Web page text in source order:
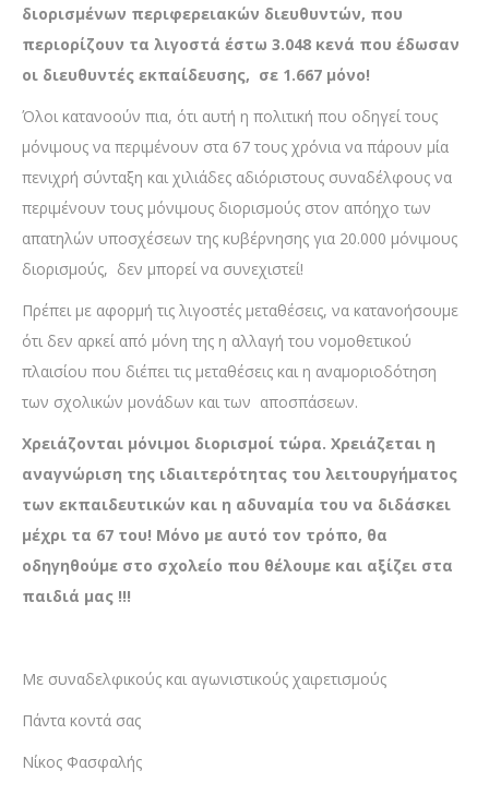
διορισμένων περιφερειακών διευθυντών, που
περιορίζουν τα λιγοστά έστω 3.048 κενά που έδωσαν
οι διευθυντές εκπαίδευσης, σε 1.667 μόνο!
Όλοι κατανοούν πια, ότι αυτή η πολιτική που οδηγεί τους
μόνιμους να περιμένουν στα 67 τους χρόνια να πάρουν μία
πενιχρή σύνταξη και χιλιάδες αδιόριστους συναδέλφους να
περιμένουν τους μόνιμους διορισμούς στον απόηχο των
απατηλών υποσχέσεων της κυβέρνησης για 20.000 μόνιμους
διορισμούς, δεν μπορεί να συνεχιστεί!
Πρέπει με αφορμή τις λιγοστές μεταθέσεις, να κατανοήσουμε
ότι δεν αρκεί από μόνη της η αλλαγή του νομοθετικού
πλαισίου που διέπει τις μεταθέσεις και η αναμοριοδότηση
των σχολικών μονάδων και των αποσπάσεων.
Χρειάζονται μόνιμοι διορισμοί τώρα. Χρειάζεται η
αναγνώριση της ιδιαιτερότητας του λειτουργήματος
των εκπαιδευτικών και η αδυναμία του να διδάσκει
μέχρι τα 67 του! Μόνο με αυτό τον τρόπο, θα
οδηγηθούμε στο σχολείο που θέλουμε και αξίζει στα
παιδιά μας !!!
Με συναδελφικούς και αγωνιστικούς χαιρετισμούς
Πάντα κοντά σας
Νίκος Φασφαλής